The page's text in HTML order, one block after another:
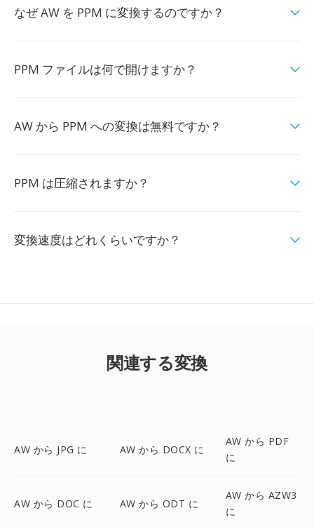
なぜ AW を PPM に変換するのですか？
PPM ファイルは何で開けますか？
AW から PPM への変換は無料ですか？
PPM は圧縮されますか？
変換速度はどれくらいですか？
関連する変換
AW から JPG に AW から DOCX に
AW から PDF
に
AW から DOC に AW から ODT に
AW から AZW3
に